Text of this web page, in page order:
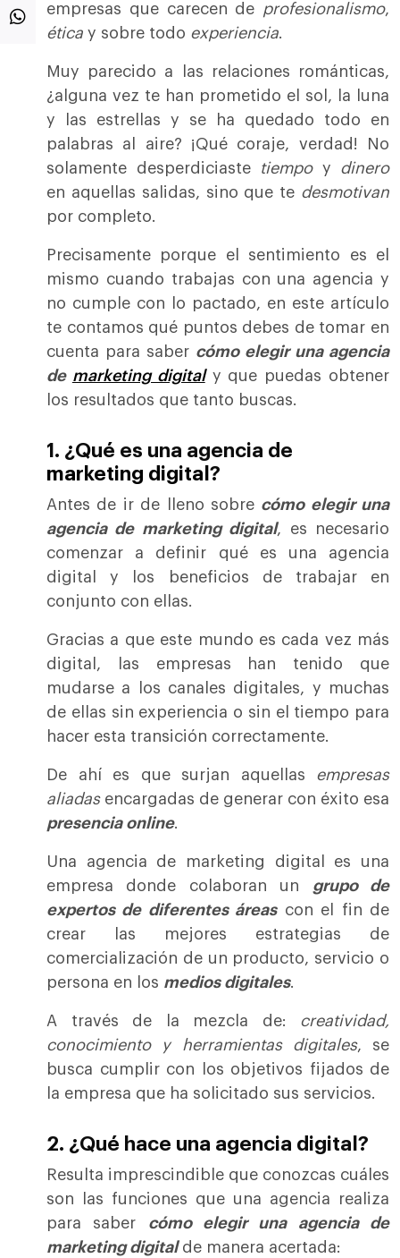
empresas que carecen de
profesionalismo,
ética y sobre todo experiencia.
Muy parecido a las relaciones románticas,
¿alguna vez te han prometido el sol, la luna
y las estrellas y se ha quedado todo en
palabras al aire? ¡Qué coraje, verdad! No
solamente desperdiciaste
tiempo y dinero
en aquellas salidas, sino que te desmotivan
por completo.
Precisamente porque el sentimiento es el
mismo cuando trabajas con una agencia y
no cumple con lo pactado, en este artículo
te contamos qué puntos debes de tomar en
cuenta para saber cómo elegir una agencia
de marketing digitaly que puedas obtener
los resultados que tanto buscas.
1. ¿Qué es una agencia de
marketing digital ?
Antes de ir de lleno sobre cómo elegir una
agencia de marketing digital, es necesario
comenzar a definir qué es una agencia
digital y los beneficios de trabajar en
conjunto con ellas.
Gracias a que este mundo es cada vez más
digital, las empresas han tenido que
mudarse a los canales digitales, y muchas
de ellas sin experiencia o sin el tiempo para
hacer esta transición correctamente.
De ahí es que surjan aquellas empresas
aliadas encargadas de generar con éxito esa
presencia online.
Una agencia de marketing digital es una
empresa donde colaboran un grupo de
expertos de diferentes áreascon el fin de
crear las mejores estrategias de
comercialización de un producto, servicio o
persona en los medios digitales.
A través de la mezcla de: creatividad,
conocimiento y herramientas digitales, se
busca cumplir con los objetivos fijados de
la empresa que ha solicitado sus servicios.
2. ¿Qué hace una agencia digital?
Resulta imprescindible que conozcas cuáles
son las funciones que una agencia realiza
para saber cómo elegir una agencia de
marketing digital de manera acertada: